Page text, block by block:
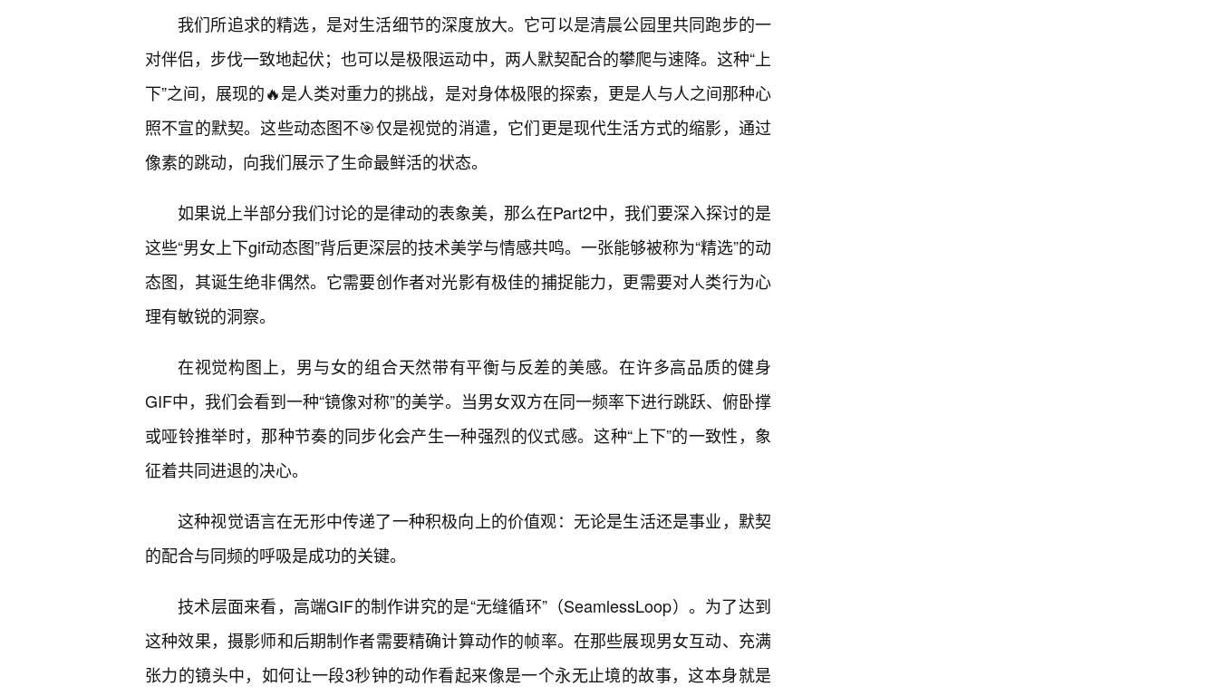
我们所追求的精选，是对生活细节的深度放大。它可以是清晨公园里共同跑步的一
对伴侣，步伐一致地起伏；也可以是极限运动中，两人默契配合的攀爬与速降。这种“上
下”之间，展现的🔥是人类对重力的挑战，是对身体极限的探索，更是人与人之间那种心
照不宣的默契。这些动态图不🎯仅是视觉的消遣，它们更是现代生活方式的缩影，通过
像素的跳动，向我们展示了生命最鲜活的状态。
如果说上半部分我们讨论的是律动的表象美，那么在Part2中，我们要深入探讨的是
这些“男女上下gif动态图”背后更深层的技术美学与情感共鸣。一张能够被称为“精选”的动
态图，其诞生绝非偶然。它需要创作者对光影有极佳的捕捉能力，更需要对人类行为心
理有敏锐的洞察。
在视觉构图上，男与女的组合天然带有平衡与反差的美感。在许多高品质的健身
GIF中，我们会看到一种“镜像对称”的美学。当男女双方在同一频率下进行跳跃、俯卧撑
或哑铃推举时，那种节奏的同步化会产生一种强烈的仪式感。这种“上下”的一致性，象
征着共同进退的决心。
这种视觉语言在无形中传递了一种积极向上的价值观：无论是生活还是事业，默契
的配合与同频的呼吸是成功的关键。
技术层面来看，高端GIF的制作讲究的是“无缝循环”（SeamlessLoop）。为了达到
这种效果，摄影师和后期制作者需要精确计算动作的帧率。在那些展现男女互动、充满
张力的镜头中，如何让一段3秒钟的动作看起来像是一个永无止境的故事，这本身就是